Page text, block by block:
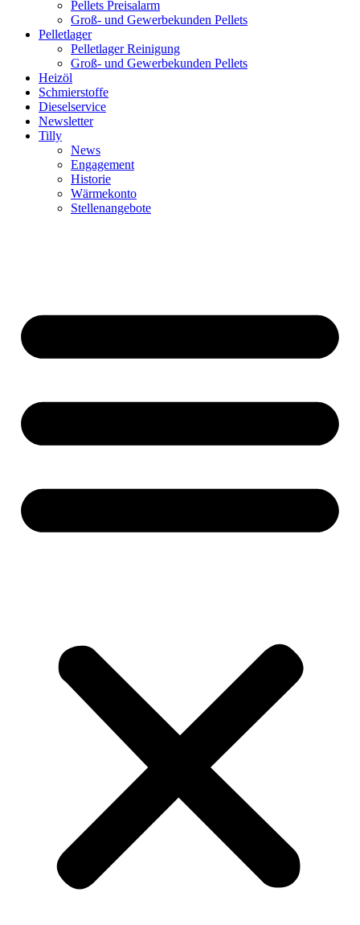
Pellets Preisalarm
Groß- und Gewerbekunden Pellets
Pelletlager
Pelletlager Reinigung
Groß- und Gewerbekunden Pellets
Heizöl
Schmierstoffe
Dieselservice
Newsletter
Tilly
News
Engagement
Historie
Wärmekonto
Stellenangebote